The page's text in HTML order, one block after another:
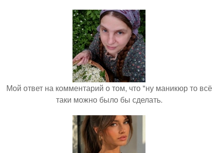
Мой ответ на комментарий о том, что "ну маникюр то всё
таки можно было бы сделать.